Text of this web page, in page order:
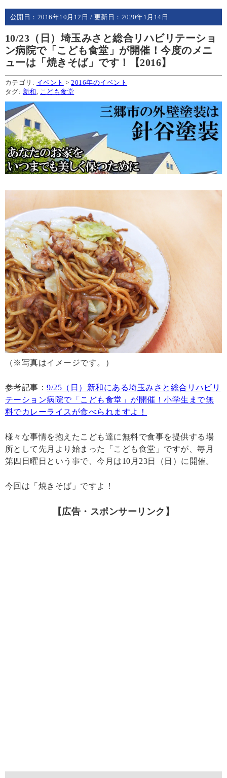
公開日： 2016年10月12日 / 更新日： 2020年1月14日
10/23（日）埼玉みさと総合リハビリテーショ
ン病院で「こども食堂」が開催！今度のメニ
ューは「焼きそば」です！【2016】
カテゴリ: イベント >2016年のイベント
タグ: 新和, こども食堂
（※写真はイメージです。）
参考記事：9/25（日）新和にある埼玉みさと総合リハビリ
テーション病院で「こども食堂」が開催！小学生まで無
料でカレーライスが食べられますよ！
様々な事情を抱えたこども達に無料で食事を提供する場
所として先月より始まった「こども食堂」ですが、毎月
第四日曜日という事で、今月は10月23日（日）に開催。
今回は「焼きそば」ですよ！
【広告・スポンサーリンク】